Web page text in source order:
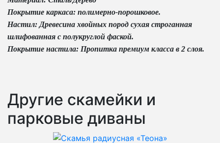
Покрытие каркаса: полимерно-порошковое.
Настил: Древесина хвойных пород сухая строганная
шлифованная с полукруглой фаской.
Покрытие настила: Пропитка премиум класса в 2 слоя.
Другие скамейки и
парковые диваны